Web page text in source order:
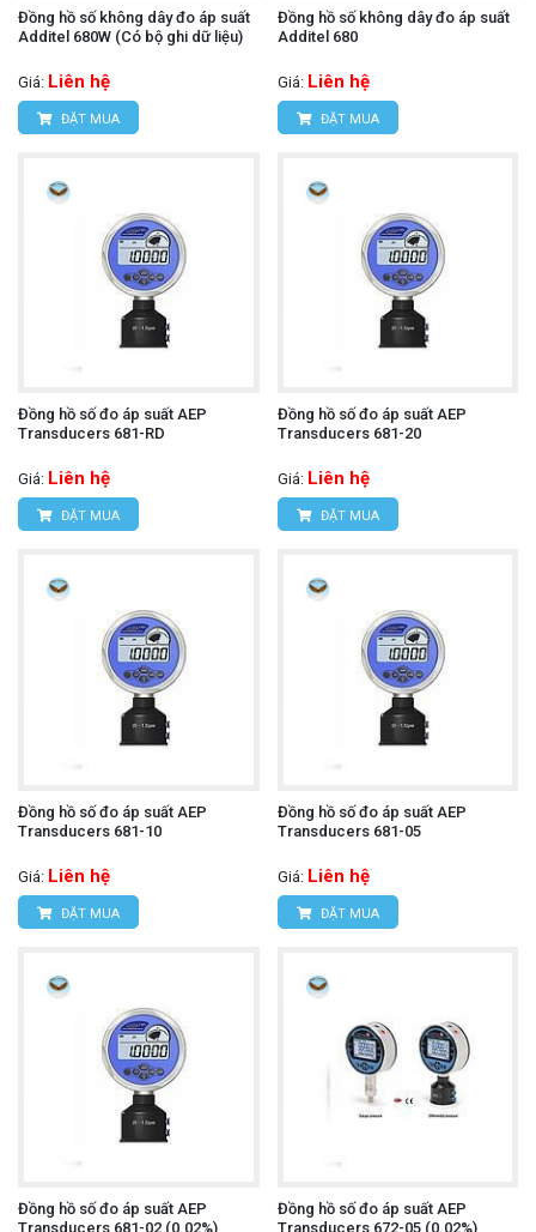
Đồng hồ số không dây đo áp suất
Additel 680W (Có bộ ghi dữ liệu)
Giá: Liên hệ
ĐẶT MUA
Đồng hồ số không dây đo áp suất
Additel 680
Giá: Liên hệ
ĐẶT MUA
Đồng hồ số đo áp suất AEP
Transducers 681-RD
Giá: Liên hệ
ĐẶT MUA
Đồng hồ số đo áp suất AEP
Transducers 681-20
Giá: Liên hệ
ĐẶT MUA
Đồng hồ số đo áp suất AEP
Transducers 681-10
Giá: Liên hệ
ĐẶT MUA
Đồng hồ số đo áp suất AEP
Transducers 681-05
Giá: Liên hệ
ĐẶT MUA
Đồng hồ số đo áp suất AEP
Transducers 681-02 (0.02%)
Đồng hồ số đo áp suất AEP
Transducers 672-05 (0.02%)